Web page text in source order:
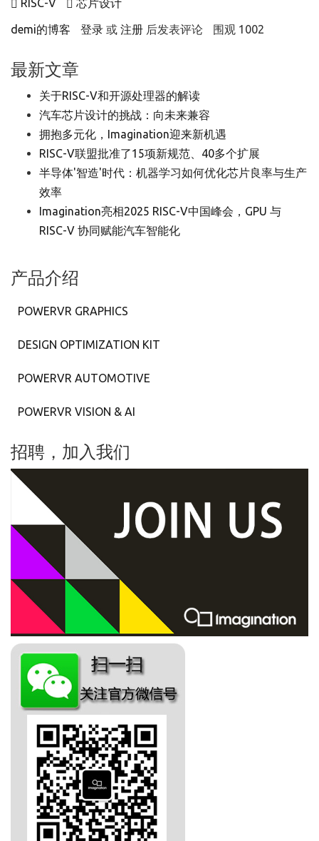
RISC-V 芯片设计
demi的博客 登录 或 注册 后发表评论 围观 1002
最新文章
关于RISC-V和开源处理器的解读
汽车芯片设计的挑战：向未来兼容
拥抱多元化，Imagination迎来新机遇
RISC-V联盟批准了15项新规范、40多个扩展
半导体'智造'时代：机器学习如何优化芯片良率与生产
效率
Imagination亮相2025 RISC-V中国峰会，GPU 与
RISC-V 协同赋能汽车智能化
产品介绍
POWERVR GRAPHICS
DESIGN OPTIMIZATION KIT
POWERVR AUTOMOTIVE
POWERVR VISION & AI
招聘，加入我们